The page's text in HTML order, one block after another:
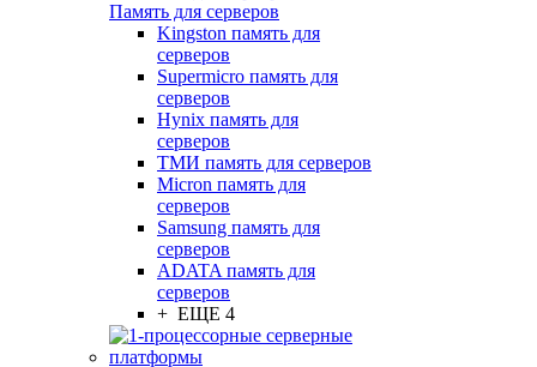
Память для серверов
Kingston память для
серверов
Supermicro память для
серверов
Hynix память для
серверов
ТМИ память для серверов
Micron память для
серверов
Samsung память для
серверов
ADATA память для
серверов
+ ЕЩЕ 4